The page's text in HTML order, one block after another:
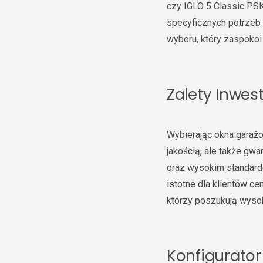
czy IGLO 5 Classic
specyficznych potrzeb
wyboru, który
Zalety
Wybierając okna
jakością, ale także
oraz wysokim
istotne dla klientów
którzy poszukują